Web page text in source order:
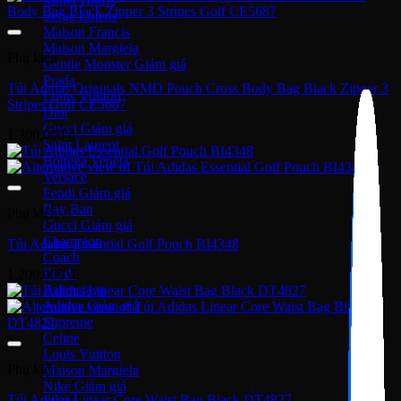
Serge Lutens
Maison Francis
Maison Margiela
Gentle Monster
Prada
Louis Vuitton
Dior
Gucci
Saint Laurent
Bottega Veneta
Versace
Fendi
Ray Ban
Gucci
Champion
Coach
Fendi
Balenciaga
Adidas
Supreme
Celine
Louis Vuitton
Maison Margiela
Nike
Phụ kiện
Túi Adidas Originals NMD Pouch Cross Body Bag Black Zipper 3
Stripes Golf CE5687
1,300,000₫
Phụ kiện
Túi Adidas Essential Golf Pouch BI4348
1,200,000₫
Phụ kiện